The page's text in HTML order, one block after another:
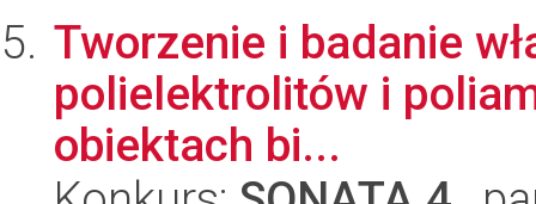
Tworzenie i badanie
polielektrolitów i
obiektach bi...